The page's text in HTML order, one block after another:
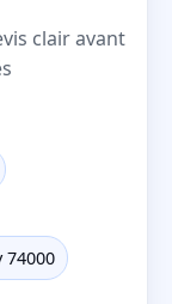
clair avant